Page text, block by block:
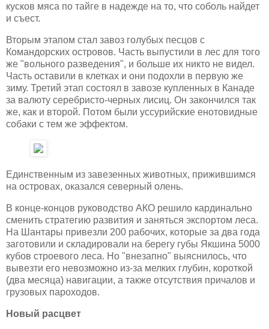
кусков мяса по тайге в надежде на то, что соболь найдет
и съест.
Вторым этапом стал завоз голубых песцов с
Командорских островов. Часть выпустили в лес для того
же "вольного разведения", и больше их никто не видел.
Часть оставили в клетках и они подохли в первую же
зиму. Третий этап состоял в завозе купленных в Канаде
за валюту серебристо-черных лисиц. Он закончился так
же, как и второй. Потом были уссурийские енотовидные
собаки с тем же эффектом.
Единственным из завезенных животных, прижившимся
на островах, оказался северный олень.
В конце-концов руководство АКО решило кардинально
сменить стратегию развития и заняться экспортом леса.
На Шантары привезли 200 рабочих, которые за два года
заготовили и складировали на берегу губы Якшина 5000
кубов строевого леса. Но "внезапно" выяснилось, что
вывезти его невозможно из-за мелких глубин, короткой
(два месяца) навигации, а также отсутствия причалов и
грузовых пароходов.
Новый расцвет